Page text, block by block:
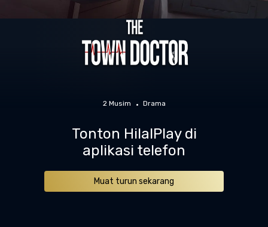
2 Musim Drama
Tonton HilalPlay di
aplikasi telefon
Muat turun sekarang